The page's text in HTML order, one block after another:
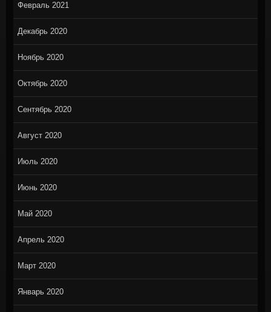
Февраль 2021
Декабрь 2020
Ноябрь 2020
Октябрь 2020
Сентябрь 2020
Август 2020
Июль 2020
Июнь 2020
Май 2020
Апрель 2020
Март 2020
Январь 2020